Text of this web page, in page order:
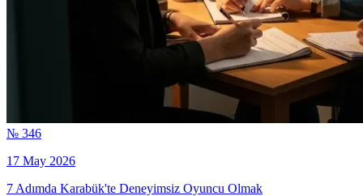
№ 346
17 May 2026
7 Adımda Karabük'te Deneyimsiz Oyuncu Olmak